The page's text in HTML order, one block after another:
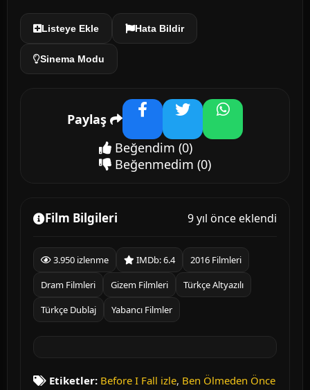
Listeye Ekle Hata Bildir
Sinema Modu
Paylaş FacebookTwitterWhatsApp
Beğendim (0)
Beğenmedim (0)
Film Bilgileri 9 yıl önce eklendi
3.950 izlenme IMDb: 6.4
2016 Filmleri
Dram Filmleri
Gizem Filmleri
Türkçe Altyazılı
Türkçe Dublaj
Yabancı Filmler
Etiketler: Before I Fall izle, Ben Ölmeden Önce